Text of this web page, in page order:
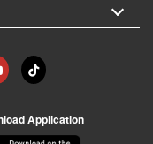
Application